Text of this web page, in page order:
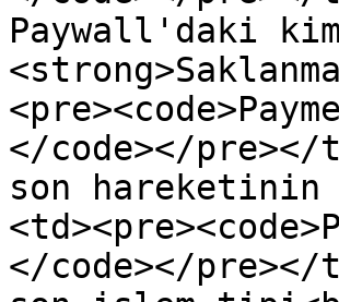
Paywall'daki
</code></pre></
son
</code></pre></